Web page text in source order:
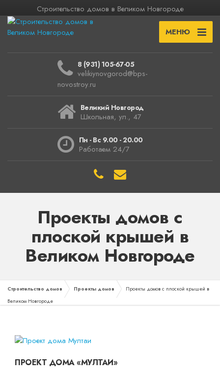
Строительство домов в Великом Новгороде
МЕНЮ
8 (931) 105-67-05
velikiynovgorod@bps-
novostroy.ru
Великий Новгород
Школьная, ул., 47
Пн - Вс 9.00 - 20.00
Работаем 24/7
Проекты домов с
плоской крышей в
Великом Новгороде
Строительство домов Проекты домов
Проекты домов с плоской крышей в
Великом Новгороде
ПРОЕКТ ДОМА «МУЛТАИ»